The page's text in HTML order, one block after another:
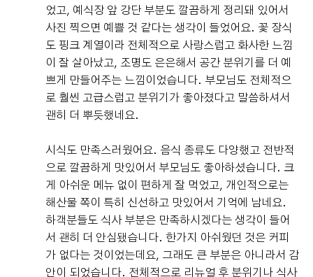
었고, 예식장 앞 강단 부분도 깔끔하게 정리돼 있어서
사진 찍으면 예쁠 것 같다는 생각이 들었어요. 꽃 장식
도 핑크 계열이라 전체적으로 사랑스럽고 화사한 느낌
이 잘 살아났고, 조명도 은은해서 공간 분위기를 더 예
쁘게 만들어주는 느낌이었습니다. 부모님도 전체적으
로 훨씬 고급스럽고 분위기가 좋아졌다고 말씀하셔서
괜히 더 뿌듯했네요.
시식도 만족스러웠어요. 음식 종류도 다양했고 전반적
으로 깔끔하게 맛있어서 부모님도 좋아하셨습니다. 크
게 아쉬운 메뉴 없이 편하게 잘 먹었고, 개인적으로는
해산물 쪽이 특히 신선하고 맛있어서 기억에 남네요.
하객분들도 식사 부분은 만족하시겠다는 생각이 들어
서 괜히 더 안심됐습니다. 한가지 아쉬웠던 것은 커피
가 없다는 것이었는데요, 그래도 큰 부분은 아니라서 감
안이 되었습니다. 전체적으로 리뉴얼 후 분위기나 식사